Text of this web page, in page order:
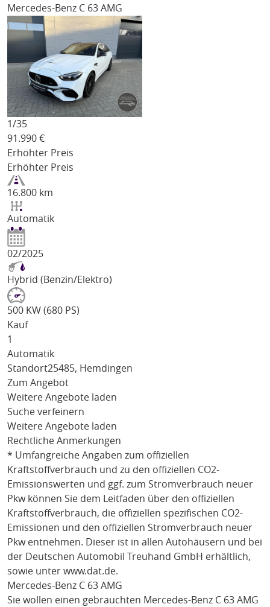
Mercedes-Benz C 63 AMG
1/35
91.990 €
Erhöhter Preis
Erhöhter Preis
16.800 km
Automatik
02/2025
Hybrid (Benzin/Elektro)
500 KW (680 PS)
Kauf
1
Automatik
Standort25485, Hemdingen
Zum Angebot
Weitere Angebote laden
Suche verfeinern
Weitere Angebote laden
Rechtliche Anmerkungen
* Umfangreiche Angaben zum offiziellen
Kraftstoffverbrauch und zu den offiziellen CO2-
Emissionswerten und ggf. zum Stromverbrauch neuer
Pkw können Sie dem Leitfaden über den offiziellen
Kraftstoffverbrauch, die offiziellen spezifischen CO2-
Emissionen und den offiziellen Stromverbrauch neuer
Pkw entnehmen. Dieser ist in allen Autohäusern und bei
der Deutschen Automobil Treuhand GmbH erhältlich,
sowie unter www.dat.de.
Mercedes-Benz C 63 AMG
Sie wollen einen gebrauchten Mercedes-Benz C 63 AMG